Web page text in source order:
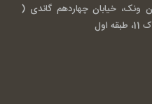
ونک، خیابان چهاردهم گاندی (